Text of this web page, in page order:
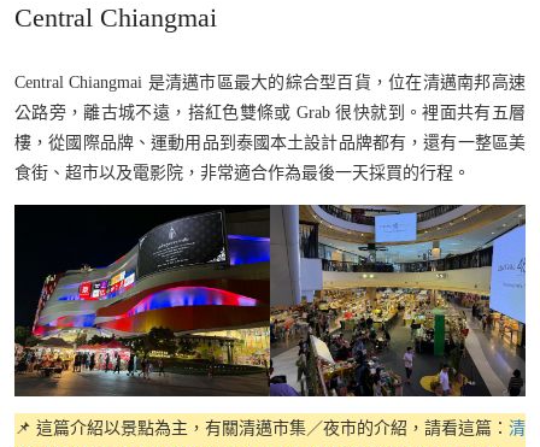
Central Chiangmai
Central Chiangmai 是清邁市區最大的綜合型百貨，位在清邁南邦高速
公路旁，離古城不遠，搭紅色雙條或 Grab 很快就到。裡面共有五層
樓，從國際品牌、運動用品到泰國本土設計品牌都有，還有一整區美
食街、超市以及電影院，非常適合作為最後一天採買的行程。
📌 這篇介紹以景點為主，有關清邁市集／夜市的介紹，請看這篇： 清